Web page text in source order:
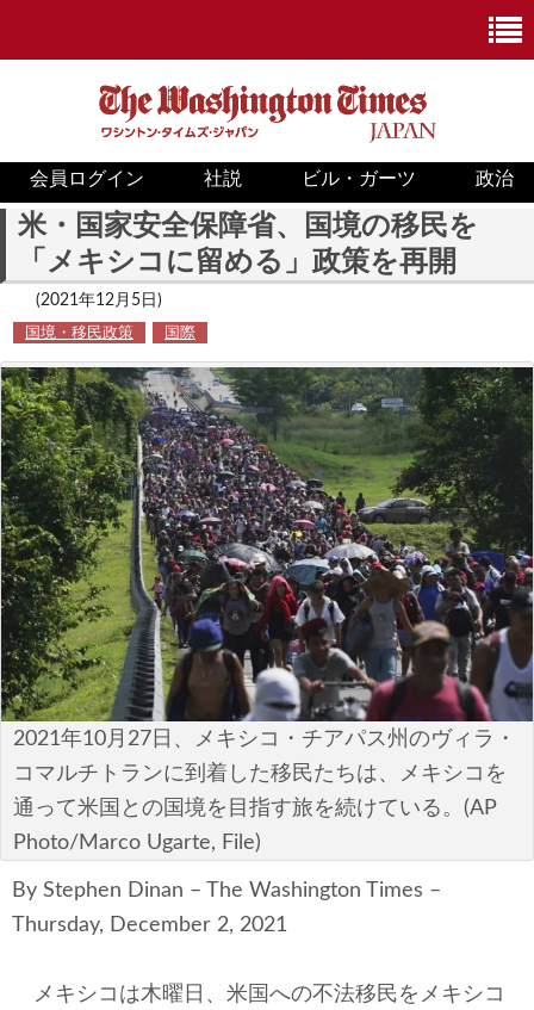
ニュース
政治
ホワイトハウス
COVID-19
米国内
国際
安全保障
ビジネス・経済
カルチャー
ポリシー
税制・予算
エネルギー・環境
サイバーセキュリティ―
会員ログイン 社説 ビル・ガーツ 政治
米・国家安全保障省、国境の移民を
「メキシコに留める」政策を再開
(2021年12月5日)
国境・移民政策 国際
2021年10月27日、メキシコ・チアパス州のヴィラ・
コマルチトランに到着した移民たちは、メキシコを
通って米国との国境を目指す旅を続けている。(AP
Photo/Marco Ugarte, File)
By Stephen Dinan – The Washington Times –
Thursday, December 2, 2021
メキシコは木曜日、米国への不法移民をメキシコ